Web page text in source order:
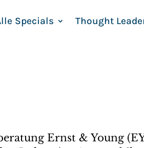
Specials Thought
Ernst & Young